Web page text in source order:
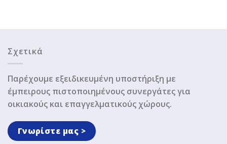
Σχετικά
Παρέχουμε εξειδικευμένη υποστήριξη με
έμπειρους πιστοποιημένους συνεργάτες για
οικιακούς και επαγγελματικούς χώρους.
Γνωρίστε μας >